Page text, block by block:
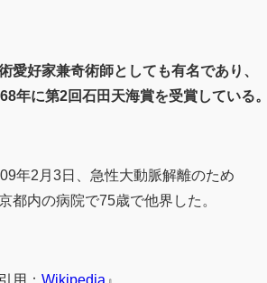
愛好家兼奇術師としても有名であり、
年に第2回石田天海賞を受賞している。
年2月3日、急性大動脈解離のため
都内の病院で75歳で他界した。
引用：Wikipedia 』